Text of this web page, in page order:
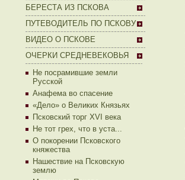
БЕРЕСТА ИЗ ПСКОВА
ПУТЕВОДИТЕЛЬ ПО ПСКОВУ
ВИДЕО О ПСКОВЕ
ОЧЕРКИ СРЕДНЕВЕКОВЬЯ
Не посрамившие земли
Русской
Анафема во спасение
«Дело» о Великих Князьях
Псковский торг XVI века
Не тот грех, что в уста...
О покорении Псковского
княжества
Нашествие на Псковскую
землю